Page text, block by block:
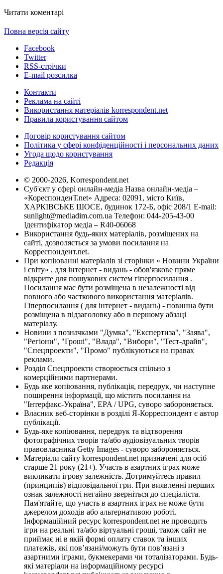
Читати коментарі
Повна версія сайту
Facebook
Twitter
RSS-стрічки
E-mail розсилка
Контакти
Реклама на сайті
Використання матеріалів korrespondent.net
Правила користування сайтом
Договір користування сайтом
Політика у сфері конфіденційності і персональних даних
Угода щодо користування
Редакція
© 2000-2026, Korrespondent.net
Суб'єкт у сфері онлайн-медіа Назва онлайн-медіа –
«КореспонденТ.net» Адреса: 02091, місто Київ,
ХАРКІВСЬКЕ ШОСЕ, будинок 172-Б, офіс 208/1 E-mail:
sunlight@mediadim.com.ua Телефон: 044-205-43-00
Ідентифікатор медіа – R40-06068
Використання будь-яких матеріалів, розміщених на
сайті, дозволяється за умови посилання на
Корреспондент.net.
При копіюванні матеріалів зі сторінки « Новини України
і світу» , для інтернет - видань - обов'язкове пряме
відкрите для пошукових систем гіперпосилання .
Посилання має бути розміщена в незалежності від
повного або часткового використання матеріалів.
Гіперпосилання ( для інтернет - видань) - повинна бути
розміщена в підзаголовку або в першому абзаці
матеріалу.
Новини з позначками "Думка", "Експертиза", "Заява",
"Регіони", "Гроші", "Влада", "Вибори", "Тест-драйв",
"Спецпроекти", "Промо" публікуються на правах
реклами.
Розділ Спецпроекти створюється спільно з
комерційними партнерами.
Будь яке копіювання, публікація, передрук, чи наступне
поширення інформації, що містить посилання на
"Інтерфакс-Україна", EPA / UPG, суворо забороняється.
Власник веб-сторінки в розділі Я-Корреспондент є автор
публікації.
Будь-яке копіювання, передрук та відтворення
фотографічних творів та/або аудіовізуальних творів
правовласника Getty Images - суворо забороняється.
Матеріали сайту korrespondent.net призначені для осіб
старше 21 року (21+). Участь в азартних іграх може
викликати ігрову залежність. Дотримуйтесь правил
(принципів) відповідальної гри. При виявленні перших
ознак залежності негайно зверніться до спеціаліста.
Пам'ятайте, що участь в азартних іграх не може бути
джерелом доходів або альтернативою роботі.
Інформаційний ресурс korrespondent.net не проводить
ігри на реальні та/або віртуальні гроші, також сайт не
приймає ні в якій формі оплату ставок та інших
платежів, які пов’язані/можуть бути пов’язані з
азартними іграми, букмекерами чи тоталізаторами. Будь-
які матеріали на інформаційному ресурсі